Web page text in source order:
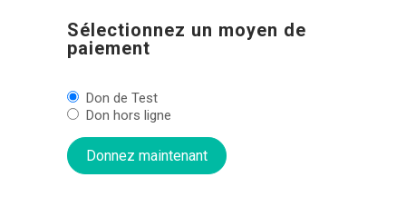
Sélectionnez un moyen de
paiement
Don de Test
Don hors ligne